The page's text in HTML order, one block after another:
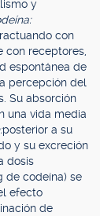
y
con
con receptores,
espontánea de
percepción del
Su absorción
una vida media
posterior a su
y su excreción
dosis
de codeína) se
efecto
de